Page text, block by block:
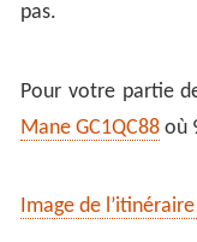
pas.
Pour votre partie
Mane GC1QC88 où
Image de